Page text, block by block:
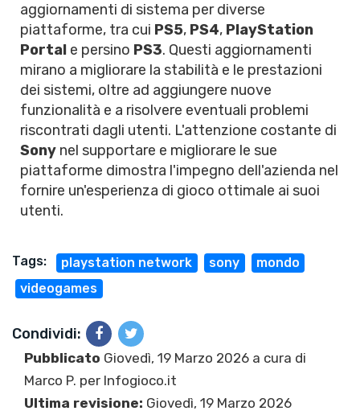
aggiornamenti di sistema per diverse
piattaforme, tra cui PS5, PS4, PlayStation
Portal e persino PS3. Questi aggiornamenti
mirano a migliorare la stabilità e le prestazioni
dei sistemi, oltre ad aggiungere nuove
funzionalità e a risolvere eventuali problemi
riscontrati dagli utenti. L'attenzione costante di
Sony nel supportare e migliorare le sue
piattaforme dimostra l'impegno dell'azienda nel
fornire un'esperienza di gioco ottimale ai suoi
utenti.
Tags: playstation network sony
mondo
videogames
Condividi:
Pubblicato Giovedì, 19 Marzo 2026 a cura di
Marco P. per Infogioco.it
Ultima revisione: Giovedì, 19 Marzo 2026